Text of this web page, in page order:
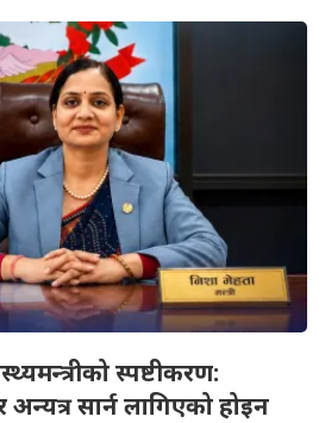
स्पष्टीकरण:
सार्न लागिएको होइन